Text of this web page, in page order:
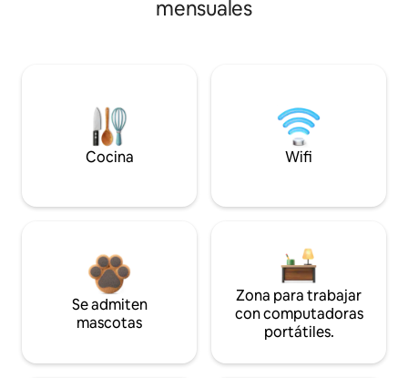
mensuales
Cocina Wifi
Se admiten
mascotas
Zona para trabajar
con computadoras
portátiles.